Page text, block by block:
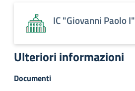
IC "Giovanni Paolo I"
Ulteriori informazioni
Documenti